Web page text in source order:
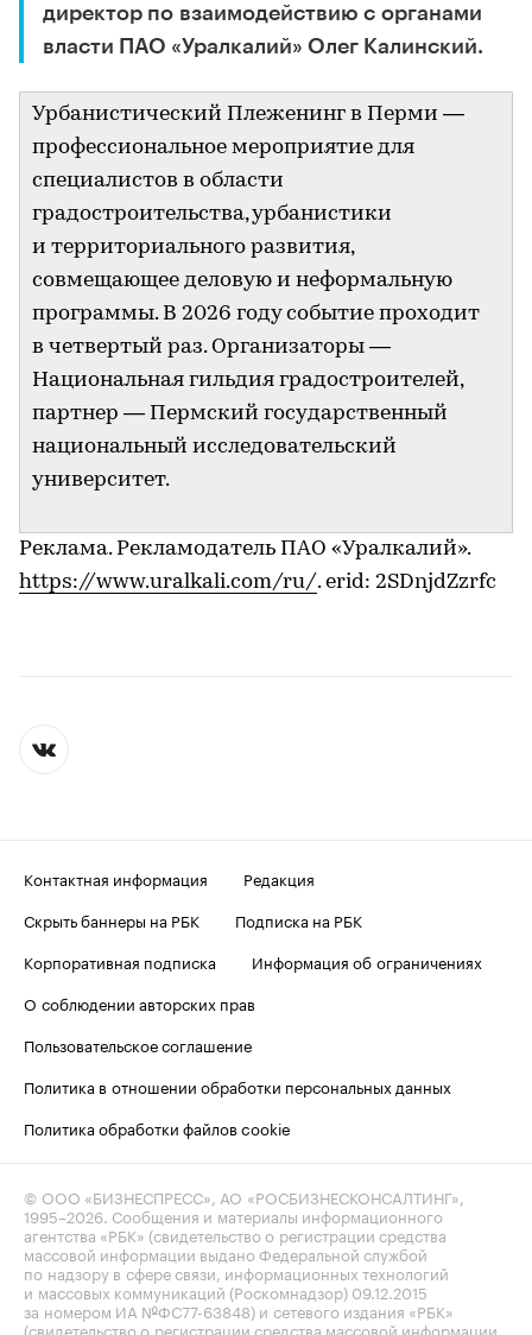
директор по взаимодействию с органами
власти ПАО «Уралкалий» Олег Калинский.
Урбанистический Плеженинг в Перми —
профессиональное мероприятие для
специалистов в области
градостроительства, урбанистики
и территориального развития,
совмещающее деловую и неформальную
программы. В 2026 году событие проходит
в четвертый раз. Организаторы —
Национальная гильдия градостроителей,
партнер — Пермский государственный
национальный исследовательский
университет.
Реклама. Рекламодатель ПАО «Уралкалий».
https://www.uralkali.com/ru/. erid: 2SDnjdZzrfc
Контактная информация
Редакция
Скрыть баннеры на РБК
Подписка на РБК
Корпоративная подписка
Информация об ограничениях
О соблюдении авторских прав
Пользовательское соглашение
Политика в отношении обработки персональных данных
Политика обработки файлов cookie
© ООО «БИЗНЕСПРЕСС», АО «РОСБИЗНЕСКОНСАЛТИНГ»,
1995–2026 . Сообщения и материалы информационного
агентства «РБК» (свидетельство о регистрации средства
массовой информации выдано Федеральной службой
по надзору в сфере связи, информационных технологий
и массовых коммуникаций (Роскомнадзор) 09.12.2015
за номером ИА №ФС77-63848) и сетевого издания «РБК»
(свидетельство о регистрации средства массовой информации